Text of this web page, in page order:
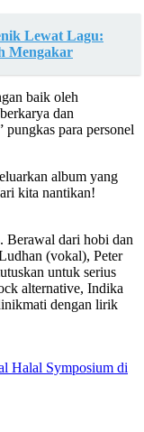
Lewat Lagu:
Mengakar
baik oleh
dan
para personel
album yang
kita nantikan!
Berawal dari hobi dan
(vokal), Peter
untuk serius
alternative, Indika
dengan lirik
Halal Symposium di